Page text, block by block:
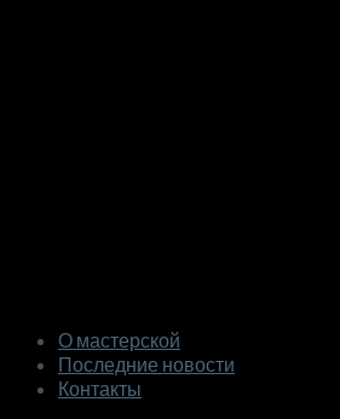
О мастерской
Последние новости
Контакты